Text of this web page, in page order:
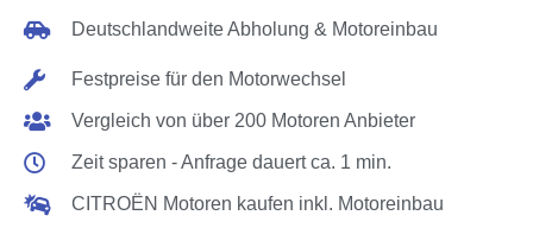
Deutschlandweite Abholung & Motoreinbau
Festpreise für den Motorwechsel
Vergleich von über 200 Motoren Anbieter
Zeit sparen - Anfrage dauert ca. 1 min.
CITROËN Motoren kaufen inkl. Motoreinbau